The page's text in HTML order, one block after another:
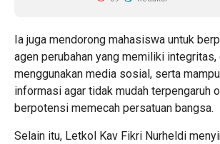
Ia juga mendorong mahasiswa untuk
agen perubahan yang memiliki
menggunakan media sosial, serta
informasi agar tidak mudah terpengaruh
berpotensi memecah persatuan bangsa.
Selain itu, Letkol Kav Fikri Nurheldi